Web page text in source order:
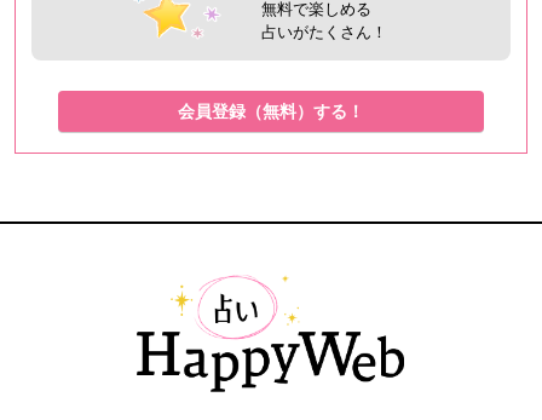
無料で楽しめる
占いがたくさん！
会員登録（無料）する！